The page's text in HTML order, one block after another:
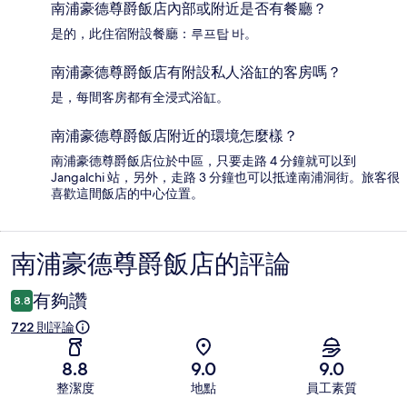
南浦豪德尊爵飯店內部或附近是否有餐廳？
是的，此住宿附設餐廳：루프탑 바。
南浦豪德尊爵飯店有附設私人浴缸的客房嗎？
是，每間客房都有全浸式浴缸。
南浦豪德尊爵飯店附近的環境怎麼樣？
南浦豪德尊爵飯店位於中區，只要走路 4 分鐘就可以到
Jangalchi 站，另外，走路 3 分鐘也可以抵達南浦洞街。旅客很
喜歡這間飯店的中心位置。
評
論
南浦豪德尊爵飯店的評論
8.8 有夠讚
722 則評論
8.8
整潔度
9.0
地點
9.0
員工素質